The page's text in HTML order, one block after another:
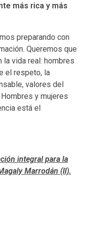
más rica y más
preparando con
Queremos que
la vida real: hombres
el respeto, la
valores del
y mujeres
está el
integral para la
Marrodán (II).